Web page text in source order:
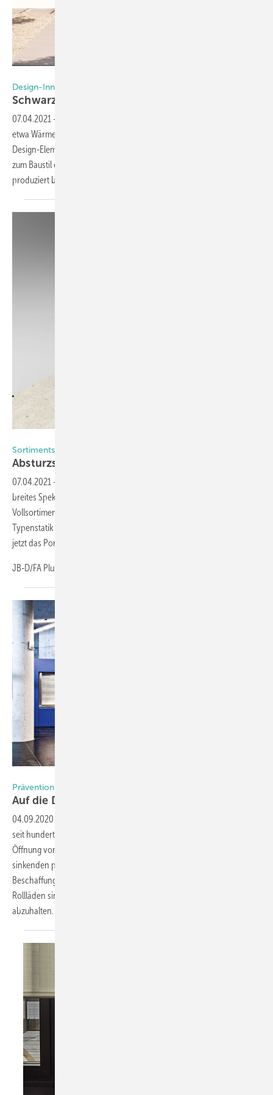
Design-Innovation bei Bayerwald
Schwarze Details für die moderne
07.04.2021 -
etwa Wärmedämmung und Einbruchsicherung. Sie sind ein zentrales
Design-Element für den Eingangsbereich und tragen damit wesentlich
zum Baustil eines Gebäudes und dessen Anmutung bei. Bayerwald
produziert bereits seit 100 Jahren
Sortimentserweiterung bei SFS
Absturzsicherung durchdacht bis ins
07.04.2021 -
breites Spektrum an Lösungen für die Fenstermontage, das auch ein
Vollsortiment für die Absturzsicherung umfasst. Mit einer geprüften
Typenstatik und neuen Lösungen für die Schwellenbefestigung wurde
jetzt das Portfolio erweitert
JB-D/FA Plus...
Prävention durch widerstandsfähige Rollläden
Auf die Details kommt es
04.09.2020
seit hunderten Jahren ein Thema in Zentral-Europa. Aufgrund der
Öffnung von Staats- und Ländergrenzen, und hoher Mobilität mit
sinkenden psychischen Hemmschwellen der Täter, ist die
Beschaffungs- und Einbruchkriminalität so aktuell wie nie zuvor.
Rollläden sind deshalb wichtig den Täter von den Fenster und Türen
abzuhalten.